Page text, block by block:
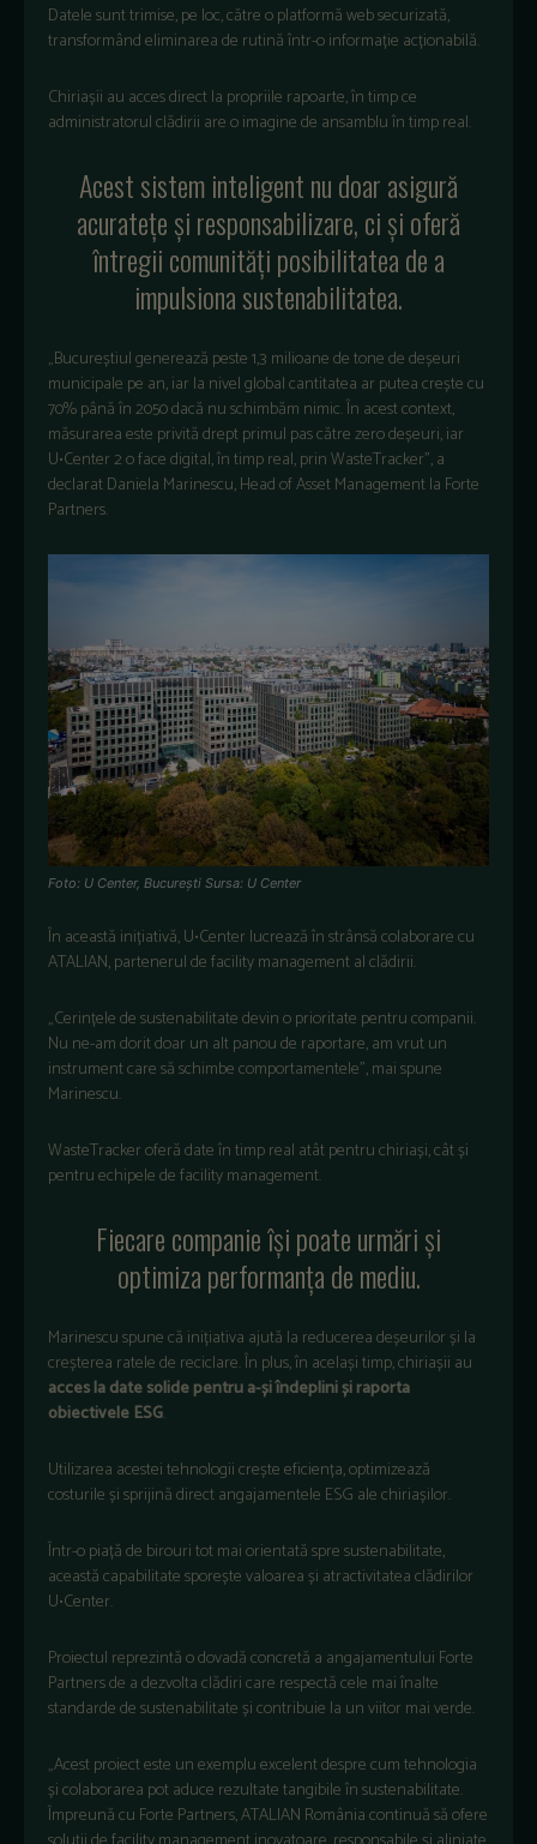
Datele sunt trimise, pe loc, către o platformă web securizată,
transformând eliminarea de rutină într-o informație acționabilă.
Chiriașii au acces direct la propriile rapoarte, în timp ce
administratorul clădirii are o imagine de ansamblu în timp real.
Acest sistem inteligent nu doar asigură
acuratețe și responsabilizare, ci și oferă
întregii comunități posibilitatea de a
impulsiona sustenabilitatea.
„Bucureștiul generează peste 1,3 milioane de tone de deșeuri
municipale pe an, iar la nivel global cantitatea ar putea crește cu
70% până în 2050 dacă nu schimbăm nimic. În acest context,
măsurarea este privită drept primul pas către zero deșeuri, iar
U•Center 2 o face digital, în timp real, prin WasteTracker”, a
declarat Daniela Marinescu, Head of Asset Management la Forte
Partners.
Foto: U Center, București Sursa: U Center
În această inițiativă, U•Center lucrează în strânsă colaborare cu
ATALIAN, partenerul de facility management al clădirii.
„Cerințele de sustenabilitate devin o prioritate pentru companii.
Nu ne-am dorit doar un alt panou de raportare, am vrut un
instrument care să schimbe comportamentele”, mai spune
Marinescu.
WasteTracker oferă date în timp real atât pentru chiriași, cât și
pentru echipele de facility management.
Fiecare companie își poate urmări și
optimiza performanța de mediu.
Marinescu spune că inițiativa ajută la reducerea deșeurilor și la
creșterea ratele de reciclare. În plus, în același timp, chiriașii au
acces la date solide pentru a-și îndeplini și raporta
obiectivele ESG.
Utilizarea acestei tehnologii crește eficiența, optimizează
costurile și sprijină direct angajamentele ESG ale chiriașilor.
Într-o piață de birouri tot mai orientată spre sustenabilitate,
această capabilitate sporește valoarea și atractivitatea clădirilor
U•Center.
Proiectul reprezintă o dovadă concretă a angajamentului Forte
Partners de a dezvolta clădiri care respectă cele mai înalte
standarde de sustenabilitate și contribuie la un viitor mai verde.
„Acest proiect este un exemplu excelent despre cum tehnologia
și colaborarea pot aduce rezultate tangibile în sustenabilitate.
Împreună cu Forte Partners, ATALIAN România continuă să ofere